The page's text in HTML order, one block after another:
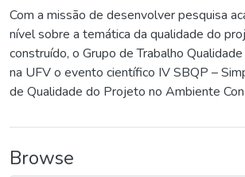
Com a missão de desenvolver pesquisa
nível sobre a temática da qualidade do
construído, o Grupo de Trabalho
na UFV o evento científico IV SBQP –
de Qualidade do Projeto no Ambiente
Browse